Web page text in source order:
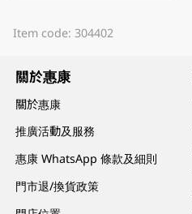
Item code: 304402
關於惠康
關於惠康
推廣活動及服務
惠康 WhatsApp 條款及細則
門市退/換貨政策